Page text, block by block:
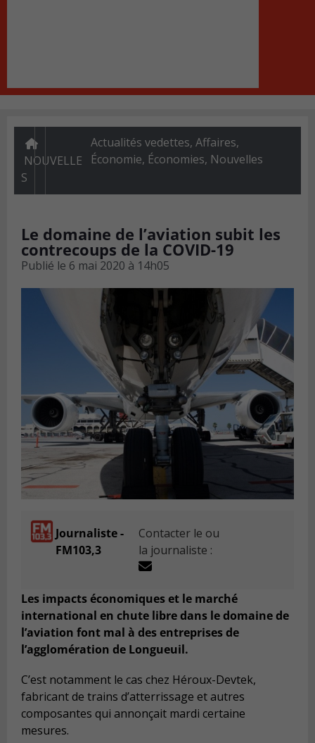
NOUVELLE
S
Actualités vedettes,Affaires,
Économie, Économies, Nouvelles
Le domaine de l’aviation subit les
contrecoups de la COVID-19
Publié le 6 mai 2020 à 14h05
Journaliste -
FM103,3
Contacter le ou
la journaliste :
Les impacts économiques et le marché
international en chute libre dans le domaine de
l’aviation font mal à des entreprises de
l’agglomération de Longueuil.
C’est notamment le cas chez Héroux-Devtek,
fabricant de trains d’atterrissage et autres
composantes qui annonçait mardi certaine
mesures.